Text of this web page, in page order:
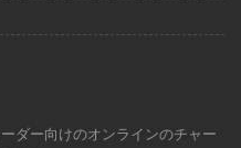
ダー向けのオンラインのチャー